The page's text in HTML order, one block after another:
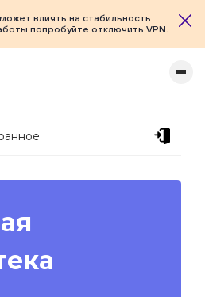
влиять на стабильность
попробуйте отключить VPN.